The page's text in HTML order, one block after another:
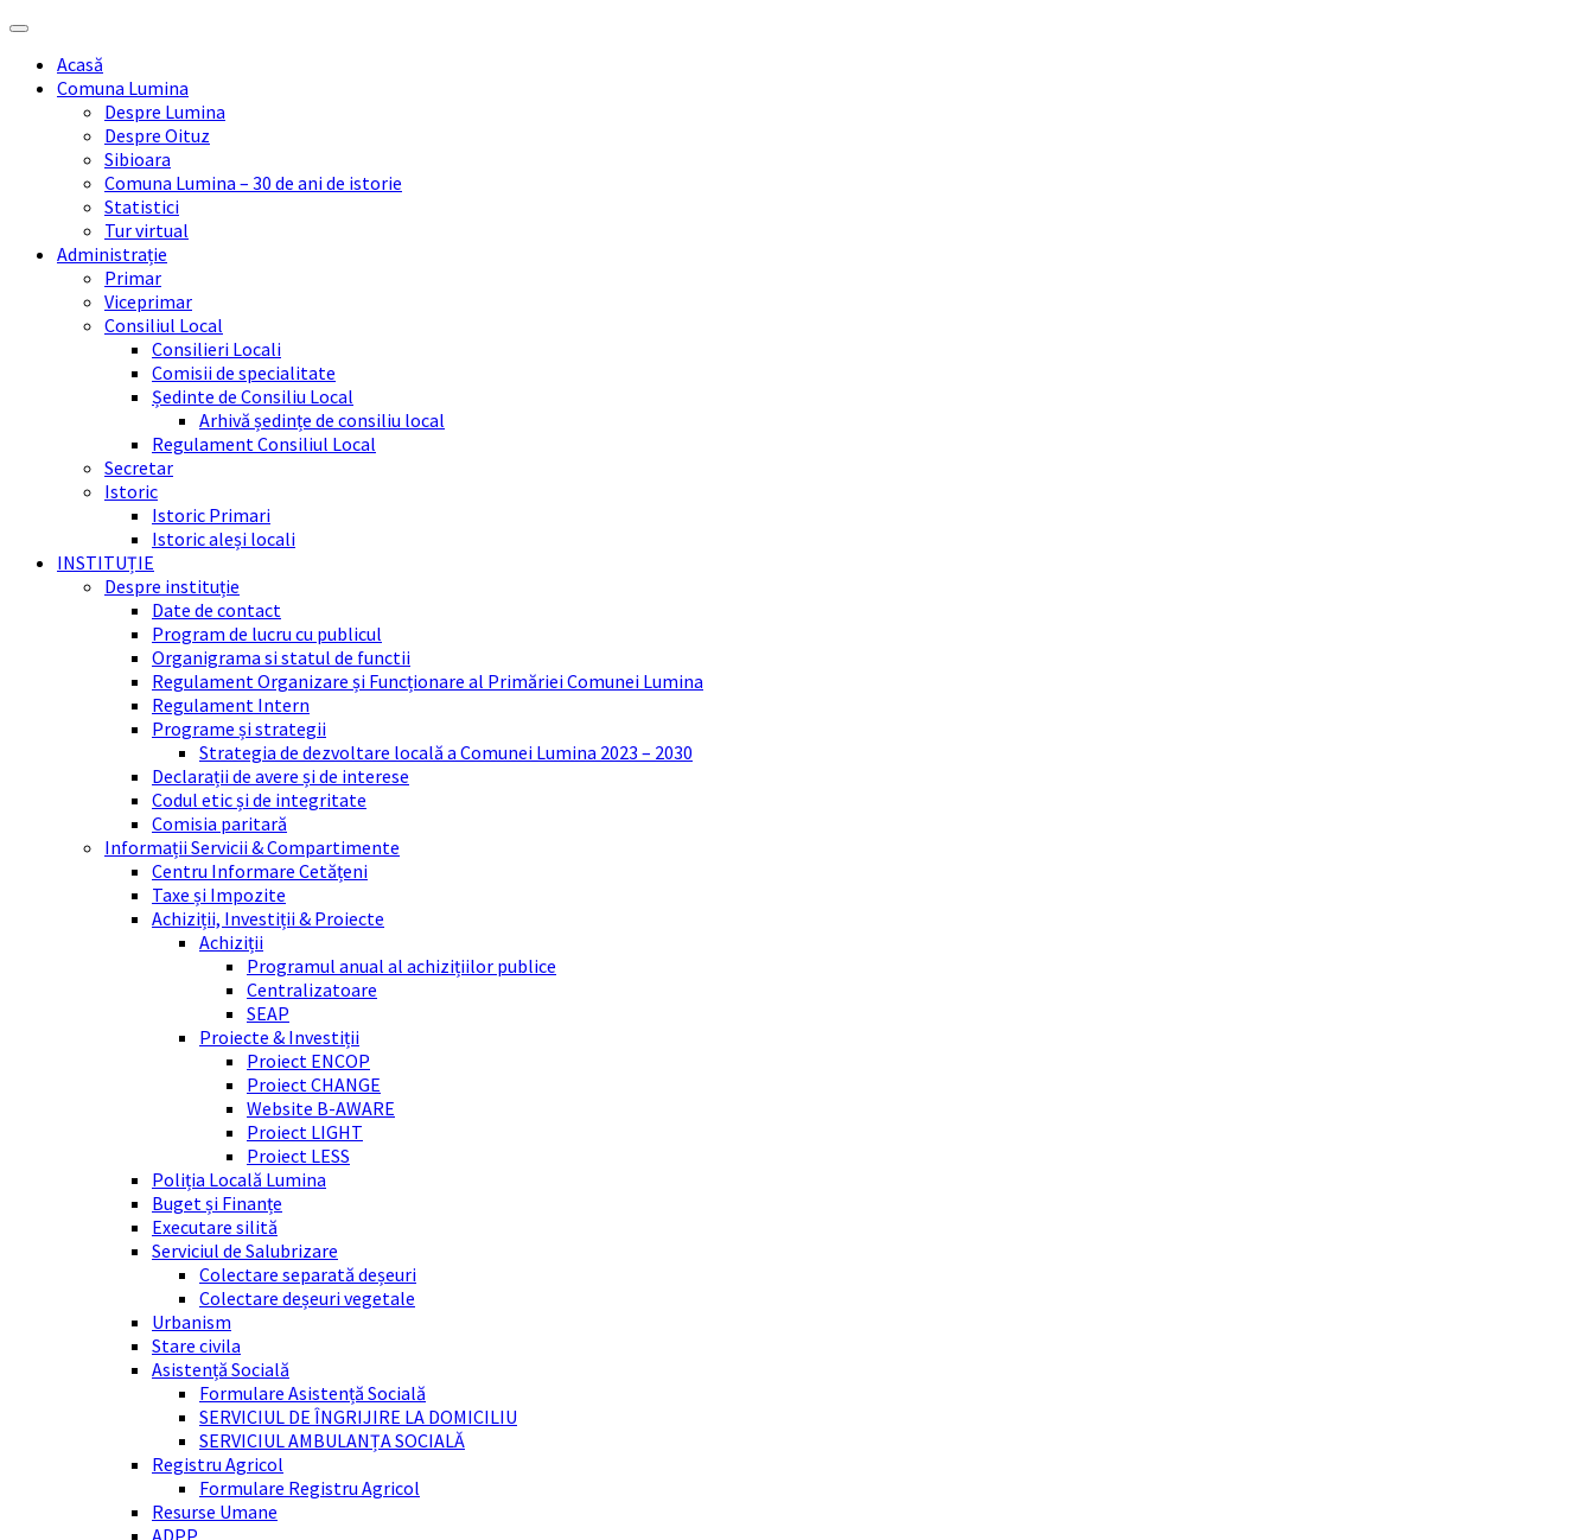
Skip
content
Skip
sidebar
Skip
right
sidebar
Skip
footerAcasă
Comuna Lumina
Despre Lumina
Despre Oituz
Sibioara
Comuna Lumina – 30 de ani de istorie
Statistici
Tur virtual
Administrație
Primar
Viceprimar
Consiliul Local
Consilieri Locali
Comisii de specialitate
Ședinte de Consiliu Local
Arhivă ședințe de consiliu local
Regulament Consiliul Local
Secretar
Istoric
Istoric Primari
Istoric aleși locali
INSTITUȚIE
Despre instituție
Date de contact
Program de lucru cu publicul
Organigrama si statul de functii
Regulament Organizare și Funcționare al Primăriei Comunei Lumina
Regulament Intern
Programe și strategii
Strategia de dezvoltare locală a Comunei Lumina 2023 – 2030
Declarații de avere și de interese
Codul etic și de integritate
Comisia paritară
Informații Servicii & Compartimente
Centru Informare Cetățeni
Taxe și Impozite
Achiziții, Investiții & Proiecte
Achiziții
Programul anual al achizițiilor publice
Centralizatoare
SEAP
Proiecte & Investiții
Proiect ENCOP
Proiect CHANGE
Website B-AWARE
Proiect LIGHT
Proiect LESS
Poliția Locală Lumina
Buget și Finanțe
Executare silită
Serviciul de Salubrizare
Colectare separată deșeuri
Colectare deșeuri vegetale
Urbanism
Stare civila
Asistență Socială
Formulare Asistență Socială
SERVICIUL DE ÎNGRIJIRE LA DOMICILIU
SERVICIUL AMBULANȚA SOCIALĂ
Registru Agricol
Formulare Registru Agricol
Resurse Umane
ADPP